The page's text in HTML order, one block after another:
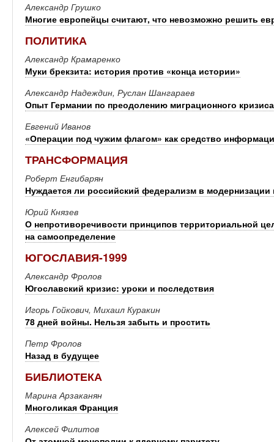
Александр Грушко
Многие европейцы считают, что невозможно решить
ПОЛИТИКА
Александр Крамаренко
Муки брекзита: история против «конца истории»
Александр Надеждин, Руслан Шангараев
Опыт Германии по преодолению миграционного
Евгений Иванов
«Операции под чужим флагом» как средство
ТРАНСФОРМАЦИЯ
Роберт Енгибарян
Нуждается ли российский федерализм в модернизации
Юрий Князев
О непротиворечивости принципов территориальной
на самоопределение
ЮГОСЛАВИЯ-1999
Александр Фролов
Югославский кризис: уроки и последствия
Игорь Гойкович, Михаил Куракин
78 дней войны. Нельзя забыть и простить
Петр Фролов
Назад в будущее
БИБЛИОТЕКА
Марина Арзаканян
Многоликая Франция
Алексей Филитов